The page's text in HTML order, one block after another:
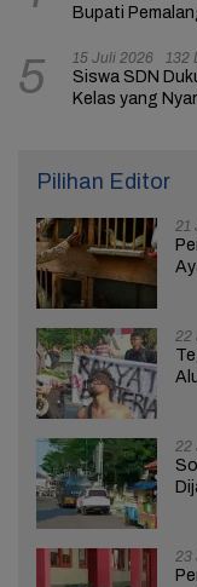
Bupati
5 15 Juli 2026 132
Siswa SDN
Kelas yang
Pilihan Editor
21
22
22
23